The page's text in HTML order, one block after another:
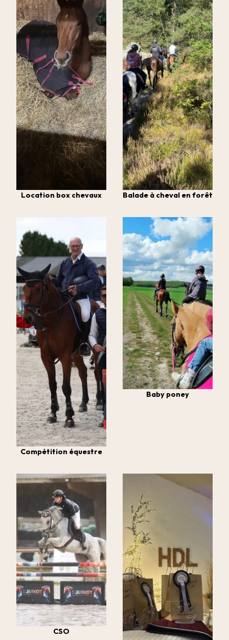
Location box chevaux Balade à cheval en forêt
Compétition équestre
Baby poney
CSO